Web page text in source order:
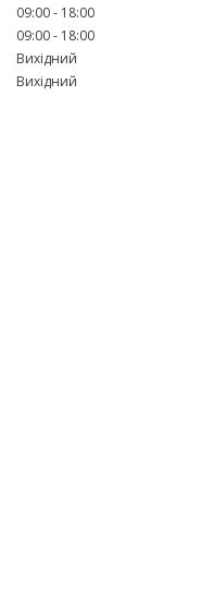
09:00
18:00
09:00
18:00
Вихідний
Вихідний